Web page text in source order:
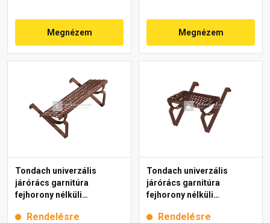
Megnézem Megnézem
Tondach univerzális
járórács garnitúra
fejhorony nélküli
Rendelésre
Tondach univerzális
járórács garnitúra
fejhorony nélküli
Rendelésre